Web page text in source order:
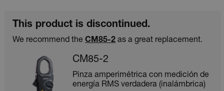
This product is discontinued.
We recommend the CM85-2 as a great replacement.
CM85-2
Pinza amperimétrica con medición de
energía RMS verdadera (inalámbrica)